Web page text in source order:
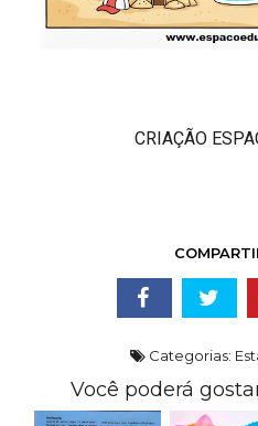
CRIAÇÃO
Categorias:
Você poderá